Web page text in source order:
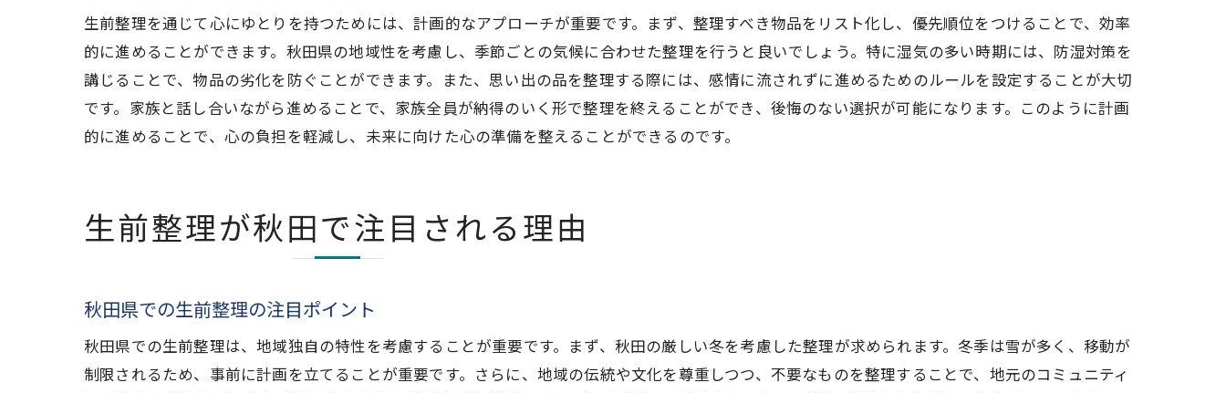
生前整理が秋田で心を満たす理由
生前整理で秋田の家族を支える方法
家族を支える秋田の生前整理の知恵
秋田での生前整理が家族に役立つ理由
秋田の家族に優しい生前整理の実践法
家族を守る秋田の生前整理のポイント
秋田での生前整理が家族を支える仕組み
文化を活かす秋田の生前整理のコツ
生前整理で秋田の文化を大切にする
生前整理を通じて心にゆとりを持つためには、計画的なアプローチが重要です。まず、整理すべき物品をリスト化し、優先順位をつけることで、効率
的に進めることができます。秋田県の地域性を考慮し、季節ごとの気候に合わせた整理を行うと良いでしょう。特に湿気の多い時期には、防湿対策を
講じることで、物品の劣化を防ぐことができます。また、思い出の品を整理する際には、感情に流されずに進めるためのルールを設定することが大切
です。家族と話し合いながら進めることで、家族全員が納得のいく形で整理を終えることができ、後悔のない選択が可能になります。このように計画
的に進めることで、心の負担を軽減し、未来に向けた心の準備を整えることができるのです。
生前整理が秋田で注目される理由
秋田県での生前整理の注目ポイント
秋田県での生前整理は、地域独自の特性を考慮することが重要です。まず、秋田の厳しい冬を考慮した整理が求められます。冬季は雪が多く、移動が
制限されるため、事前に計画を立てることが重要です。さらに、地域の伝統や文化を尊重しつつ、不要なものを整理することで、地元のコミュニティ